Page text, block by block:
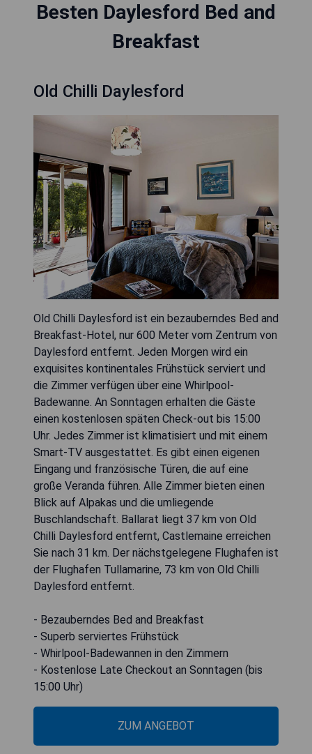
Besten Daylesford Bed and
Breakfast
Old Chilli Daylesford
Old Chilli Daylesford ist ein bezauberndes Bed and
Breakfast-Hotel, nur 600 Meter vom Zentrum von
Daylesford entfernt. Jeden Morgen wird ein
exquisites kontinentales Frühstück serviert und
die Zimmer verfügen über eine Whirlpool-
Badewanne. An Sonntagen erhalten die Gäste
einen kostenlosen späten Check-out bis 15:00
Uhr. Jedes Zimmer ist klimatisiert und mit einem
Smart-TV ausgestattet. Es gibt einen eigenen
Eingang und französische Türen, die auf eine
große Veranda führen. Alle Zimmer bieten einen
Blick auf Alpakas und die umliegende
Buschlandschaft. Ballarat liegt 37 km von Old
Chilli Daylesford entfernt, Castlemaine erreichen
Sie nach 31 km. Der nächstgelegene Flughafen ist
der Flughafen Tullamarine, 73 km von Old Chilli
Daylesford entfernt.
- Bezauberndes Bed and Breakfast
- Superb serviertes Frühstück
- Whirlpool-Badewannen in den Zimmern
- Kostenlose Late Checkout an Sonntagen (bis
15:00 Uhr)
ZUM ANGEBOT